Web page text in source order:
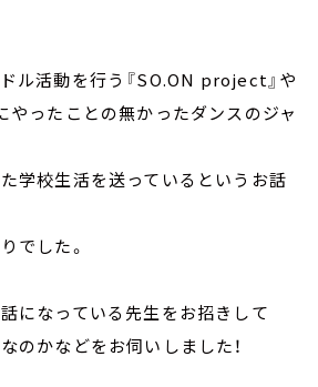
ル活動を行う『SO.ON project』や
やったことの無かったダンスのジャ
学校生活を送っているというお話
でした。
になっている先生をお招きして
のかなどをお伺いしました！